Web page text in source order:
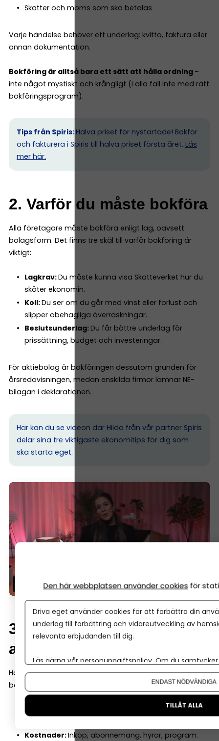
Skatter och moms som ska betalas
Varje händelse behöver ett underlag: kvitto, faktura eller
annan dokumentation.
Bokföring är alltså bara ett sätt att hålla ordning –
inte något mystiskt och krångligt (i alla fall inte med rätt
bokföringsprogram).
Tips från Spiris: Halva priset för nystartade! Bokför
och fakturera i Spiris till halva priset första året. Läs
mer här.
2. Varför du måste bokföra
Alla företagare måste bokföra enligt lag, oavsett
bolagsform. Det finns tre skäl till varför bokföring är
viktigt:
Lagkrav:Du måste kunna visa Skatteverket hur du
sköter ekonomin.
Koll:Du ser om du går med vinst eller förlust och
slipper obehagliga överraskningar.
Beslutsunderlag: Du får bättre underlag för
prissättning, budget och investeringar.
För aktiebolag är bokföringen dessutom grunden för
årsredovisningen, medan enskilda firmor lämnar NE-
bilagan i deklarationen.
Här kan du se videon där Hilda från vår partner Spiris
delar sina tre viktigaste ekonomitips för dig som
ska starta eget.
3. Detta måste bokföras –
alltid
Här är de vanligaste sakerna nya företagare behöver
bokföra:
Intäkter:
Fakturor, Swish-betalningar, försäljning i
Kostnader:Inköp, abonnemang, hyror, program.
Den här webbplatsen använder cookies för
Driva eget använder cookies för att förbättra din
underlag till förbättring och vidareutveckling av
relevanta erbjudanden till dig.
Läs gärna vår personuppgiftspolicy. Om du
Om du vill ändra ditt val i efterhand hittar du den
ENDAST NÖDVÄNDIGA
TILLÅT ALLA